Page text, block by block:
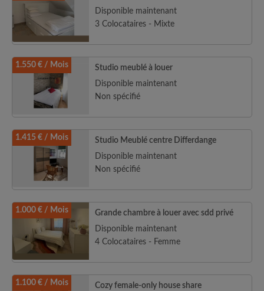
Disponible maintenant
3 Colocataires - Mixte
1.550 € / Mois
Studio meublé à louer
Disponible maintenant
Non spécifié
1.415 € / Mois
Studio Meublé centre Differdange
Disponible maintenant
Non spécifié
1.000 € / Mois
Grande chambre à louer avec sdd privé
Disponible maintenant
4 Colocataires - Femme
1.100 € / Mois
Cozy female-only house share